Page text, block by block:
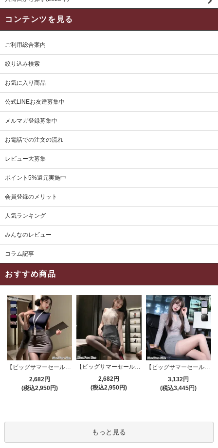
コンテンツを見る
ご利用総合案内
絞り込み検索
お気に入り商品
公式LINEお友達募集中
メルマガ登録募集中
お電話での注文の流れ
レビュー大募集
ポイント5%還元実施中
会員登録のメリット
人気ランキング
みんなのレビュー
コラム記事
おすすめ商品
【ビッグサマーセール対象品】セクシーコスプレ(SEXYCOSPLAY) 4421
2,682円
(税込2,950円)
【ビッグサマーセール対象品】セクシーコスプレ(SEXYCOSPLAY) 4191
2,682円
(税込2,950円)
【ビッグサマーセール対象品】セクシーコスプレ(SEXYCOSPLAY) 4173
3,132円
(税込3,445円)
もっと見る